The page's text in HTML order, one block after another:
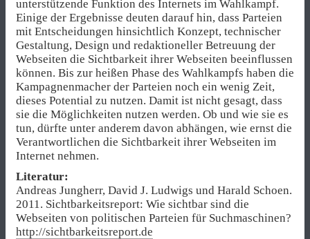
unterstützende Funktion des Internets im Wahlkampf.
Einige der Ergebnisse deuten darauf hin, dass Parteien
mit Entscheidungen hinsichtlich Konzept, technischer
Gestaltung, Design und redaktioneller Betreuung der
Webseiten die Sichtbarkeit ihrer Webseiten beeinflussen
können. Bis zur heißen Phase des Wahlkampfs haben die
Kampagnenmacher der Parteien noch ein wenig Zeit,
dieses Potential zu nutzen. Damit ist nicht gesagt, dass
sie die Möglichkeiten nutzen werden. Ob und wie sie es
tun, dürfte unter anderem davon abhängen, wie ernst die
Verantwortlichen die Sichtbarkeit ihrer Webseiten im
Internet nehmen.
Literatur:
Andreas Jungherr, David J. Ludwigs und Harald Schoen.
2011. Sichtbarkeitsreport: Wie sichtbar sind die
Webseiten von politischen Parteien für Suchmaschinen?
http://sichtbarkeitsreport.de